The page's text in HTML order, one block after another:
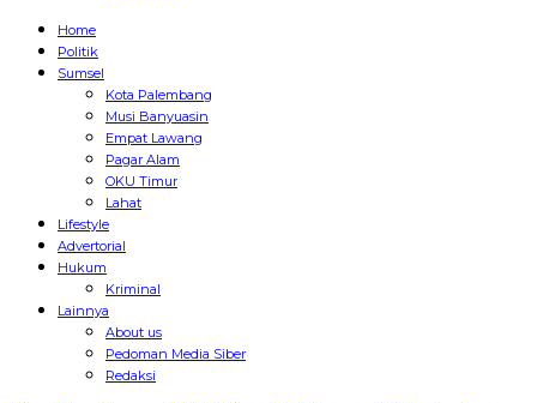
Home
Politik
Sumsel
Kota Palembang
Musi Banyuasin
Empat Lawang
Pagar Alam
OKU Timur
Lahat
Lifestyle
Advertorial
Hukum
Kriminal
Lainnya
About us
Pedoman Media Siber
Redaksi